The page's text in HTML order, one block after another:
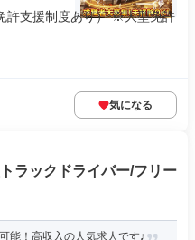
許支援制度あり） ※大型免許
気になる
ラックドライバー/フリー
能！高収入の人気求人です♪